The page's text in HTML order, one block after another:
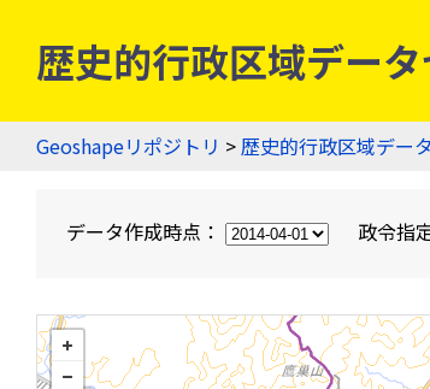
歴史的行政区域デー
Geoshapeリポジトリ >歴史的行政区域デー
データ作成時点： 政令指